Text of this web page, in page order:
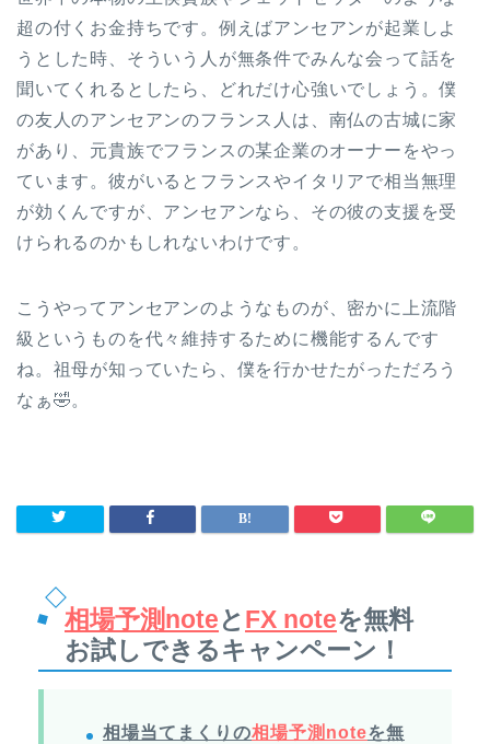
超の付くお金持ちです。例えばアンセアンが起業しよ
うとした時、そういう人が無条件でみんな会って話を
聞いてくれるとしたら、どれだけ心強いでしょう。僕
の友人のアンセアンのフランス人は、南仏の古城に家
があり、元貴族でフランスの某企業のオーナーをやっ
ています。彼がいるとフランスやイタリアで相当無理
が効くんですが、アンセアンなら、その彼の支援を受
けられるのかもしれないわけです。
こうやってアンセアンのようなものが、密かに上流階
級というものを代々維持するために機能するんです
ね。祖母が知っていたら、僕を行かせたがっただろう
なぁ🤣。
相場予測noteとFX noteを無料
お試しできるキャンペーン！
相場当てまくりの相場予測noteを無